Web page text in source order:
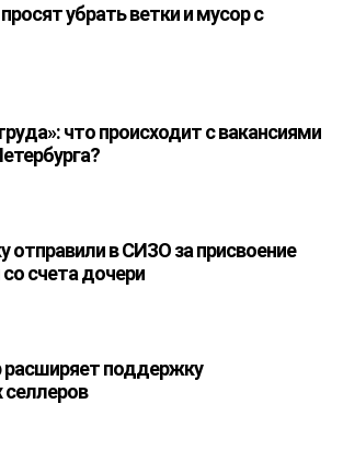
убрать ветки и мусор с
что происходит с вакансиями
отправили в СИЗО за присвоение
счета дочери
расширяет поддержку